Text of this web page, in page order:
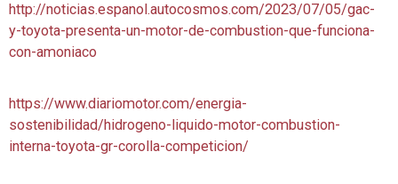
http://noticias.espanol.autocosmos.com/2023/07/05/gac-
y-toyota-presenta-un-motor-de-combustion-que-funciona-
con-amoniaco
https://www.diariomotor.com/energia-
sostenibilidad/hidrogeno-liquido-motor-combustion-
interna-toyota-gr-corolla-competicion/